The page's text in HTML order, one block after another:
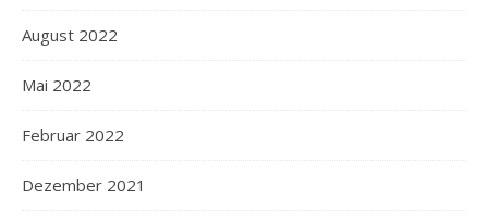
August 2022
Mai 2022
Februar 2022
Dezember 2021